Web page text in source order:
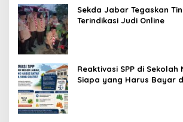
Sekda Jabar Tegaskan
Terindikasi Judi Online
Reaktivasi SPP di
Siapa yang Harus Bayar